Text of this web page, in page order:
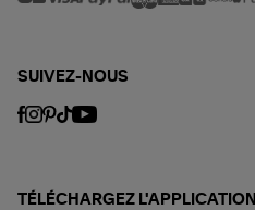
SUIVEZ-NOUS
TÉLÉCHARGEZ L'APPLICATION